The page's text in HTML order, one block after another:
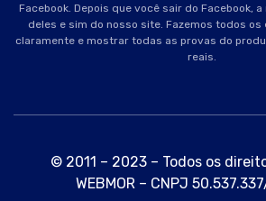
Facebook. Depois que você sair do Facebook,
deles e sim do nosso site. Fazemos todos
claramente e mostrar todas as provas do
reais.
© 2011 – 2023 – Todos os
WEBMOR – CNPJ